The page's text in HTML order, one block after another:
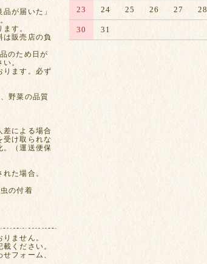
23 24 25 26 27 28
30 31
が届いた」
す。
は販売店の負
のため日が
。
ります。必ず
野菜の品質
差による場合
受け取られな
。（運送便保
た場合。
の付着
ません。
ください。
フォーム、